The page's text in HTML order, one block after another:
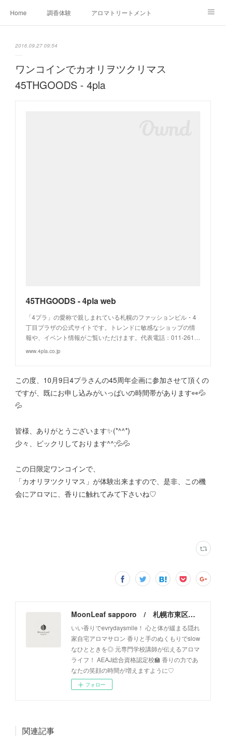
Home 調香体験 アロマトリートメントMenu
Ameblo
2016.09.27 09:54
ワンコインでカオリヲツクリマス
45THGOODS - 4pla
45THGOODS - 4pla web
「4プラ」の愛称で親しまれている札幌のファッションビル・4
丁目プラザの公式サイトです。トレンドに敏感なショップの情
報や、イベント情報がご覧いただけます。代表電話：011-261…
www.4pla.co.jp
この度、10月9日4プラさんの45周年企画に参加させて頂くの
ですが、既にお申し込みがいっぱいの時間帯があります👀💦
💦
皆様、ありがとうございます✨(*^^*)
少々、ビックリしております^^;💦💦
この日限定ワンコインで、
「カオリヲツクリマス」が体験出来ますので、是非、この機
会にアロマに、香りに触れてみて下さいね♡
MoonLeaf sapporo / 札幌市東区の100種類以上の香りが楽しめるアロマスクール＆トリートメントサロン
いい香りでevrydaysmile！ 心と体が緩まる隠れ
家自宅アロマサロン 香りと手のぬくもりでslow
なひとときを◎ 元専門学校講師が伝えるアロマ
ライフ！ AEAJ総合資格認定校🏫 香りの力であ
なたの笑顔の時間が増えますように♡
フォロー
関連記事